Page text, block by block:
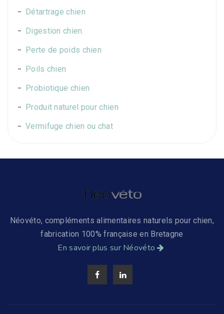
Détartrage chien
Digestion chien
Perte de poids chien
Poils chien
Probiotique chien
Produit naturel pour chien
Vermifuge chien ou chat
Néovéto, compléments alimentaires naturels pour chien,
fabrication 100% française en Bretagne
En savoir plus sur Néovéto